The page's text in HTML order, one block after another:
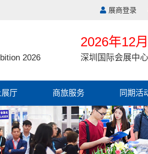
展商登录
2026
2026年12
深圳国际会展中心
展厅 商旅服务 同期活